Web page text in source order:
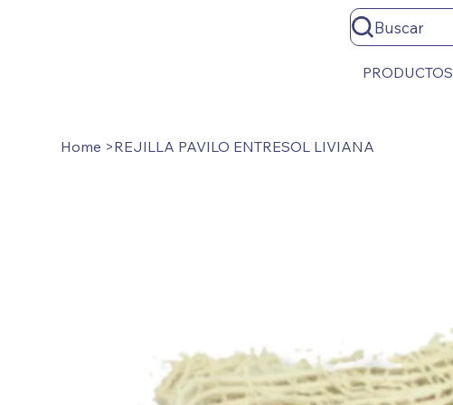
Buscar
PRODUCTOS
Home >REJILLA PAVILO ENTRESOL LIVIANA